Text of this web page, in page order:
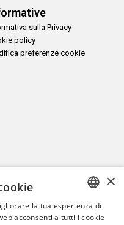
sulla Privacy
policy
preferenze cookie
di
ITALIAN
×
la tua esperienza di
acconsenti a tutti i cookie